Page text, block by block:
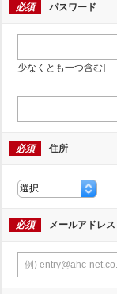
必須 パスワード
少なくとも一つ含む]
必須 住所
必須 メールアドレス